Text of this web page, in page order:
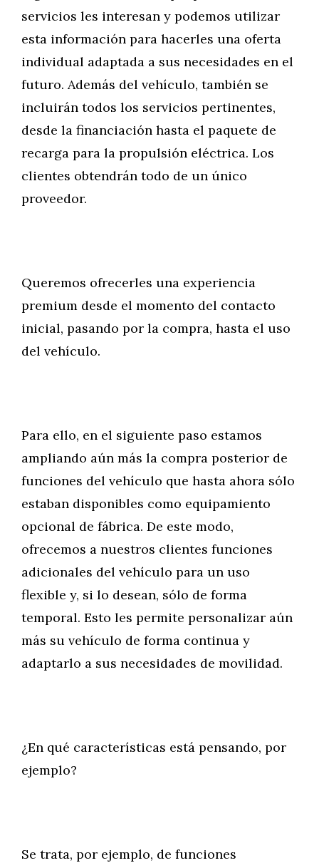
servicios les interesan y podemos utilizar
esta información para hacerles una oferta
individual adaptada a sus necesidades en el
futuro. Además del vehículo, también se
incluirán todos los servicios pertinentes,
desde la financiación hasta el paquete de
recarga para la propulsión eléctrica. Los
clientes obtendrán todo de un único
proveedor.
Queremos ofrecerles una experiencia
premium desde el momento del contacto
inicial, pasando por la compra, hasta el uso
del vehículo.
Para ello, en el siguiente paso estamos
ampliando aún más la compra posterior de
funciones del vehículo que hasta ahora sólo
estaban disponibles como equipamiento
opcional de fábrica. De este modo,
ofrecemos a nuestros clientes funciones
adicionales del vehículo para un uso
flexible y, si lo desean, sólo de forma
temporal. Esto les permite personalizar aún
más su vehículo de forma continua y
adaptarlo a sus necesidades de movilidad.
¿En qué características está pensando, por
ejemplo?
Se trata, por ejemplo, de funciones